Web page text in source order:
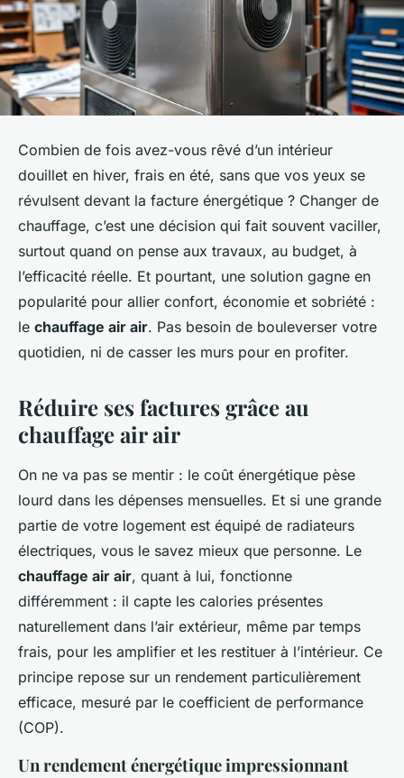
Combien de fois avez-vous rêvé d’un intérieur
douillet en hiver, frais en été, sans que vos yeux se
révulsent devant la facture énergétique ? Changer de
chauffage, c’est une décision qui fait souvent vaciller,
surtout quand on pense aux travaux, au budget, à
l’efficacité réelle. Et pourtant, une solution gagne en
popularité pour allier confort, économie et sobriété :
le chauffage air air. Pas besoin de bouleverser votre
quotidien, ni de casser les murs pour en profiter.
Réduire ses factures grâce au
chauffage air air
On ne va pas se mentir : le coût énergétique pèse
lourd dans les dépenses mensuelles. Et si une grande
partie de votre logement est équipé de radiateurs
électriques, vous le savez mieux que personne. Le
chauffage air air, quant à lui, fonctionne
différemment : il capte les calories présentes
naturellement dans l’air extérieur, même par temps
frais, pour les amplifier et les restituer à l’intérieur. Ce
principe repose sur un rendement particulièrement
efficace, mesuré par le coefficient de performance
(COP).
Un rendement énergétique impressionnant